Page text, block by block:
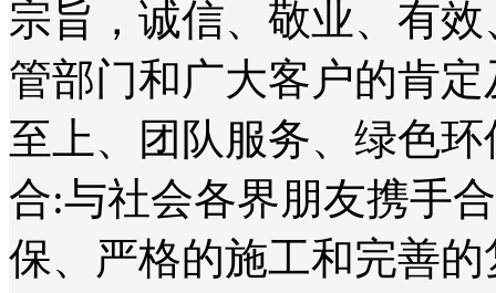
宗旨，诚信、敬业、有
管部门和广大客户的肯
至上、团队服务、绿色
合:与社会各界朋友携手
保、严格的施工和完善